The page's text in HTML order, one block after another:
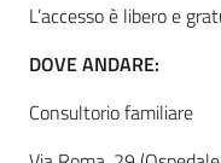
L’accesso è libero e
DOVE ANDARE:
Consultorio familiare